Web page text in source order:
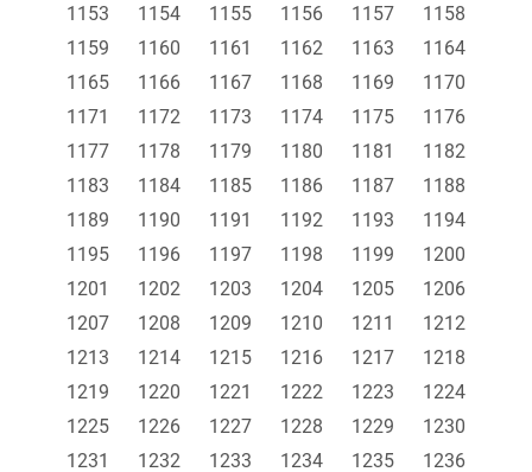
1153 1154 1155 1156 1157
1158
1159
1160 1161 1162 1163
1164
1165
1166 1167 1168 1169
1170
1171
1172 1173 1174 1175
1176
1177
1178 1179 1180 1181
1182
1183
1184 1185 1186 1187
1188
1189
1190 1191 1192 1193
1194
1195
1196 1197 1198 1199
1200
1201
1202 1203 1204 1205
1206
1207
1208 1209 1210 1211
1212
1213
1214 1215 1216 1217
1218
1219
1220 1221 1222 1223
1224
1225
1226 1227 1228 1229
1230
1231
1232 1233 1234 1235
1236